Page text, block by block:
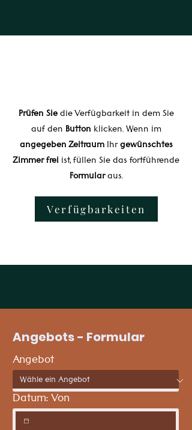
Prüfen Siedie Verfügbarkeit in dem Sie
auf den Button klicken. Wenn im
angegeben ZeitraumIhrgewünschtes
Zimmer frei ist, füllen Sie das fortführende
Formularaus.
Verfügbarkeiten
Angebots - Formular
Angebot
Datum: Von